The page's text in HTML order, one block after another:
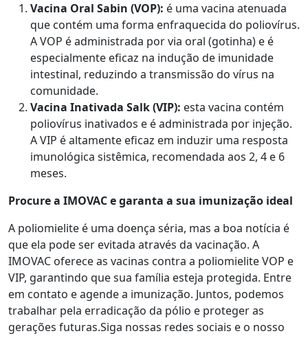
Vacina Oral Sabin (VOP): é uma vacina atenuada
que contém uma forma enfraquecida do poliovírus.
A VOP é administrada por via oral (gotinha) e é
especialmente eficaz na indução de imunidade
intestinal, reduzindo a transmissão do vírus na
comunidade.
Vacina Inativada Salk (VIP): esta vacina contém
poliovírus inativados e é administrada por injeção.
A VIP é altamente eficaz em induzir uma resposta
imunológica sistêmica, recomendada aos 2, 4 e 6
meses.
Procure a IMOVAC e garanta a sua imunização ideal
A poliomielite é uma doença séria, mas a boa notícia é
que ela pode ser evitada através da vacinação. A
IMOVAC oferece as vacinas contra a poliomielite VOP e
VIP, garantindo que sua família esteja protegida. Entre
em contato e agende a imunização. Juntos, podemos
trabalhar pela erradicação da pólio e proteger as
gerações futuras.Siga nossas redes sociais e o nosso